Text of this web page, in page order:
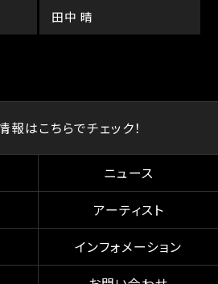
田中 晴
報はこちらでチェック！
ニュース
アーティスト
インフォメーション